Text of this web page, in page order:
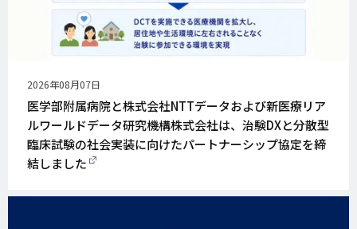
公
開
日
2026年08月07日
医学部附属病院と株式会社NTTデータおよび新医療リア
ルワールドデータ研究機構株式会社は、治験DXと分散型
臨床試験の社会実装に向けたパートナーシップ協定を締
結しました